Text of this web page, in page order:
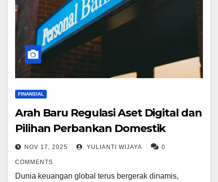
FINANSIAL
Arah Baru Regulasi Aset Digital dan
Pilihan Perbankan Domestik
NOV 17, 2025 YULIANTI WIJAYA 0
COMMENTS
Dunia keuangan global terus bergerak dinamis,